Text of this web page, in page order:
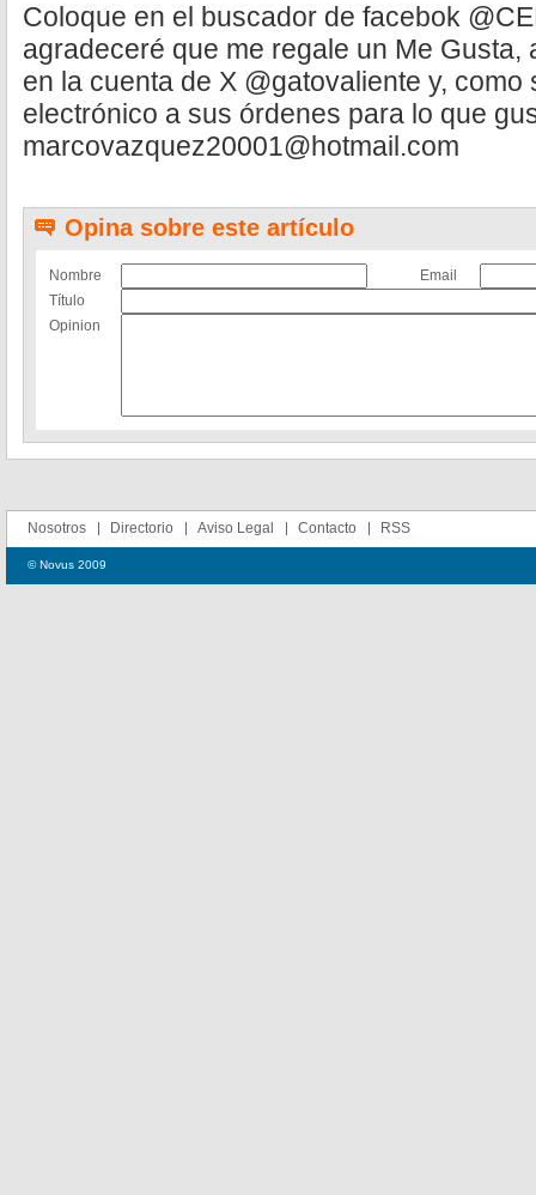
Coloque en el buscador de facebok
agradeceré que me regale un Me
en la cuenta de X @gatovaliente y,
electrónico a sus órdenes para lo que
marcovazquez20001@hotmail.com
Opina sobre este artículo
Nombre
Email
Título
Opinion
Nosotros Directorio Aviso Legal Contacto RSS
© Novus 2009